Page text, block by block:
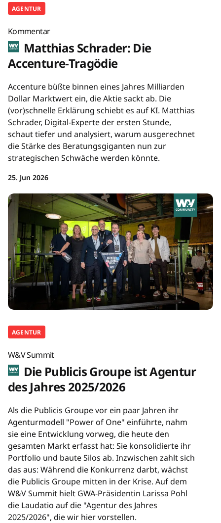
AGENTUR
Kommentar
Matthias Schrader: Die
Accenture-Tragödie
Accenture büßte binnen eines Jahres Milliarden
Dollar Marktwert ein, die Aktie sackt ab. Die
(vor)schnelle Erklärung schiebt es auf KI. Matthias
Schrader, Digital-Experte der ersten Stunde,
schaut tiefer und analysiert, warum ausgerechnet
die Stärke des Beratungsgiganten nun zur
strategischen Schwäche werden könnte.
25. Jun 2026
AGENTUR
W&V Summit
Die Publicis Groupe ist Agentur
des Jahres 2025/2026
Als die Publicis Groupe vor ein paar Jahren ihr
Agenturmodell "Power of One" einführte, nahm
sie eine Entwicklung vorweg, die heute den
gesamten Markt erfasst hat: Sie konsolidierte ihr
Portfolio und baute Silos ab. Inzwischen zahlt sich
das aus: Während die Konkurrenz darbt, wächst
die Publicis Groupe mitten in der Krise. Auf dem
W&V Summit hielt GWA-Präsidentin Larissa Pohl
die Laudatio auf die "Agentur des Jahres
2025/2026", die wir hier vorstellen.